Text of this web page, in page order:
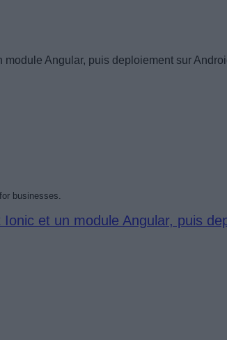
Angular, puis deploiement sur
businesses.
et un module Angular, puis